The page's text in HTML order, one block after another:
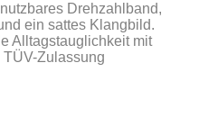
Drehzahlband,
ein sattes Klangbild.
Alltagstauglichkeit mit
Zulassung